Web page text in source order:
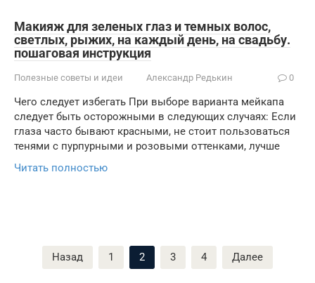
Макияж для зеленых глаз и темных волос,
светлых, рыжих, на каждый день, на свадьбу.
пошаговая инструкция
Полезные советы и идеи Александр Редькин 0
Чего следует избегать При выборе варианта мейкапа
следует быть осторожными в следующих случаях: Если
глаза часто бывают красными, не стоит пользоваться
тенями с пурпурными и розовыми оттенками, лучше
Читать полностью
Пагинация
записей
Назад 1 2 3 4 Далее